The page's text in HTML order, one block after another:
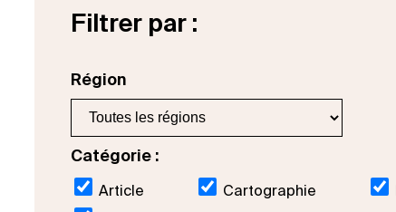
Filtrer par :
Région
Catégorie :
Article Cartographie